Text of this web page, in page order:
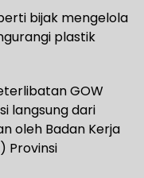
bijak mengelola
plastik
GOW
langsung dari
oleh Badan Kerja
Provinsi